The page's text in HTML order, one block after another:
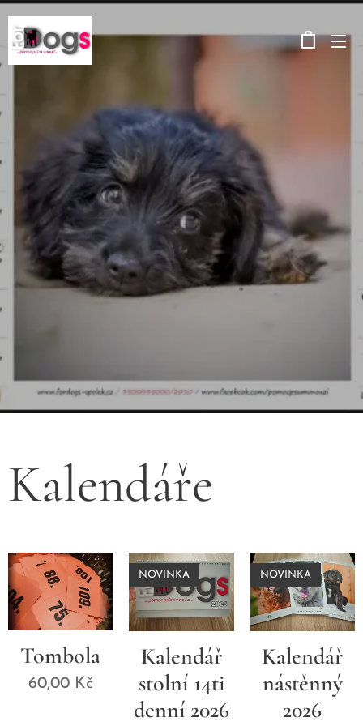
Kalendáře
Tombola
60,00Kč
Kalendář
stolní 14ti
denní 2026
NOVINKA
Kalendář
nástěnný
2026
NOVINKA